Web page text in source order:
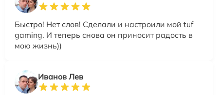
Быстро! Нет слов! Сделали и настроили мой tuf
gaming. И теперь снова он приносит радость в
мою жизнь))
Иванов Лев